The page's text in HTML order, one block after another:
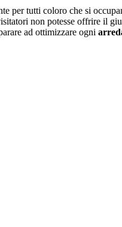
per tutti coloro che si
non potesse offrire il
ad ottimizzare ogni